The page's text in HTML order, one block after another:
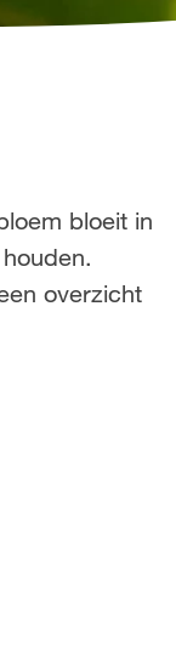
bloeit in
overzicht